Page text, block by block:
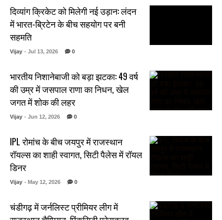
दिव्यांग क्रिकेट को मिलेगी नई उड़ान: लंदन
में भारत-ब्रिटेन के बीच सहयोग पर बनी
सहमति
Vijay - Jul 13, 2026 0
भारतीय निशानेबाजी को बड़ा झटका: 49 वर्ष
की उम्र में जसपाल राणा का निधन, खेल
जगत में शोक की लहर
Vijay - Jun 12, 2026 0
IPL रोमांच के बीच जयपुर में राजस्थान
रॉयल्स का शाही स्वागत, सिटी पैलेस में रॉयल
डिनर
Vijay - May 12, 2026 0
चंडीगढ़ में जर्नलिस्ट प्रीमियर लीग में